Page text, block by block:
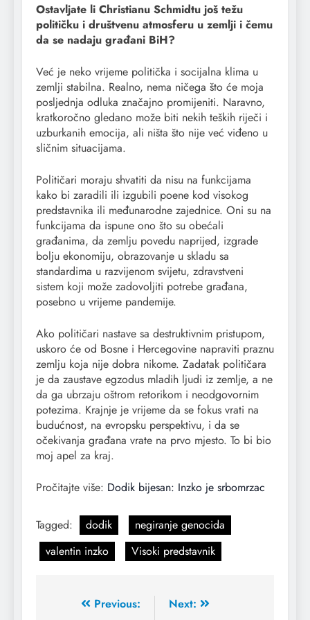
Ostavljate li Christianu Schmidtu još težu
političku i društvenu atmosferu u zemlji i čemu
da se nadaju građani BiH?
Već je neko vrijeme politička i socijalna klima u
zemlji stabilna. Realno, nema ničega što će moja
posljednja odluka značajno promijeniti. Naravno,
kratkoročno gledano može biti nekih teških riječi i
uzburkanih emocija, ali ništa što nije već viđeno u
sličnim situacijama.
Političari moraju shvatiti da nisu na funkcijama
kako bi zaradili ili izgubili poene kod visokog
predstavnika ili međunarodne zajednice. Oni su na
funkcijama da ispune ono što su obećali
građanima, da zemlju povedu naprijed, izgrade
bolju ekonomiju, obrazovanje u skladu sa
standardima u razvijenom svijetu, zdravstveni
sistem koji može zadovoljiti potrebe građana,
posebno u vrijeme pandemije.
Ako političari nastave sa destruktivnim pristupom,
uskoro će od Bosne i Hercegovine napraviti praznu
zemlju koja nije dobra nikome. Zadatak političara
je da zaustave egzodus mladih ljudi iz zemlje, a ne
da ga ubrzaju oštrom retorikom i neodgovornim
potezima. Krajnje je vrijeme da se fokus vrati na
budućnost, na evropsku perspektivu, i da se
očekivanja građana vrate na prvo mjesto. To bi bio
moj apel za kraj.
Pročitajte više: Dodik bijesan: Inzko je srbomrzac
Tagged: dodik
negiranje genocida
valentin inzko
Visoki predstavnik
Previous:
Next: